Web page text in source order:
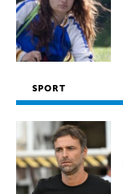
SPORT